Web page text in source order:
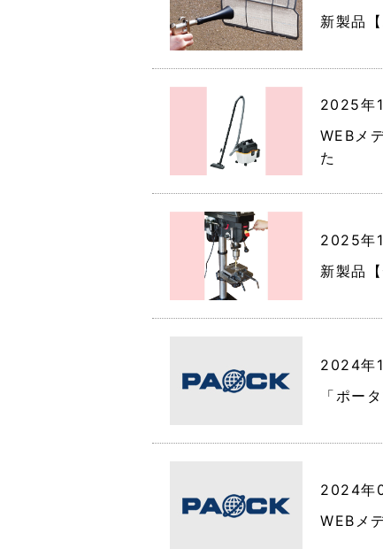
新製品
2025年
WEBメ
た
2025年
新製品
2024年
「ポー
2024年
WEBメ